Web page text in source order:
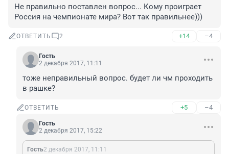
Не правильно поставлен вопрос... Кому проиграет
Россия на чемпионате мира? Вот так правильнее)))
ОТВЕТИТЬ 2 +14 –4
Гость
2 декабря 2017, 11:11
тоже неправильный вопрос. будет ли чм проходить
в рашке?
ОТВЕТИТЬ +5 –4
Гость
2 декабря 2017, 15:22
Гость2 декабря 2017, 11:11